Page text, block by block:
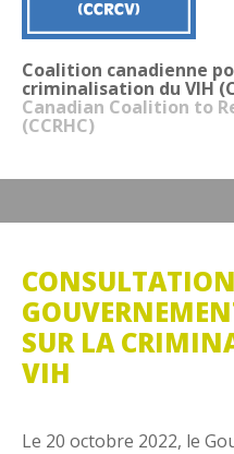
Coalition canadienne
criminalisation du VIH
Canadian Coalition to
(CCRHC)
SUR LA
VIH
Le 20 octobre 2022, le